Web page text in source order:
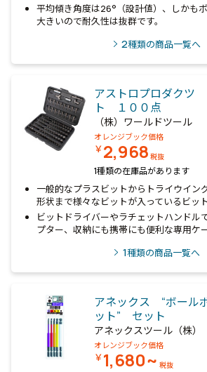
平均傾き角度は26°（設計値）、しかも
大きいので耐久性は抜群です。
2種類の商品一覧へ
アストロプロダク
ト １００点
（株）ワールドツール
オレンジブック価格
￥2,968 税抜
1種類の在庫品があります
一般的なプラスビットからトライウイン
形状まで様々なビットが入っているビッ
ビットドライバーやラチェットハンドル
プター、収納にも携帯にも便利な専用ケ
1種類の商品一覧へ
アネックス “ボール
ット” セット
アネックスツール（株）
オレンジブック価格
￥1,680~ 税抜